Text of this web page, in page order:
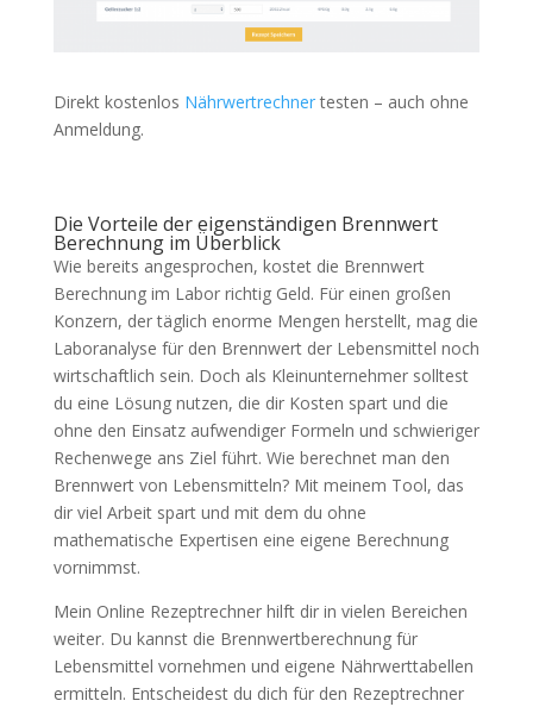
Direkt kostenlos Nährwertrechnertesten – auch ohne
Anmeldung.
Die Vorteile der eigenständigen Brennwert
Berechnung im Überblick
Wie bereits angesprochen, kostet die Brennwert
Berechnung im Labor richtig Geld. Für einen großen
Konzern, der täglich enorme Mengen herstellt, mag die
Laboranalyse für den Brennwert der Lebensmittel noch
wirtschaftlich sein. Doch als Kleinunternehmer solltest
du eine Lösung nutzen, die dir Kosten spart und die
ohne den Einsatz aufwendiger Formeln und schwieriger
Rechenwege ans Ziel führt. Wie berechnet man den
Brennwert von Lebensmitteln? Mit meinem Tool, das
dir viel Arbeit spart und mit dem du ohne
mathematische Expertisen eine eigene Berechnung
vornimmst.
Mein Online Rezeptrechner hilft dir in vielen Bereichen
weiter. Du kannst die Brennwertberechnung für
Lebensmittel vornehmen und eigene Nährwerttabellen
ermitteln. Entscheidest du dich für den Rezeptrechner